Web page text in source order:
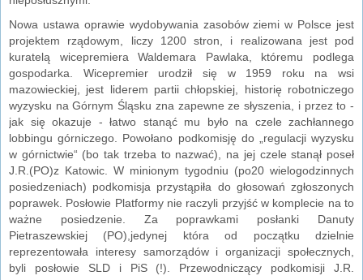
Nowa ustawa oprawie wydobywania zasobów ziemi w Polsce jest
projektem rządowym, liczy 1200 stron, i realizowana jest pod
kuratelą wicepremiera Waldemara Pawlaka, któremu podlega
gospodarka. Wicepremier urodził się w 1959 roku na wsi
mazowieckiej, jest liderem partii chłopskiej, historię robotniczego
wyzysku na Górnym Śląsku zna zapewne ze słyszenia, i przez to -
jak się okazuje - łatwo stanąć mu było na czele zachłannego
lobbingu górniczego. Powołano podkomisję do „regulacji wyzysku
w górnictwie“ (bo tak trzeba to nazwać), na jej czele stanął poseł
J.R.(PO)z Katowic. W minionym tygodniu (po20 wielogodzinnych
posiedzeniach) podkomisja przystąpiła do głosowań zgłoszonych
poprawek. Posłowie Platformy nie raczyli przyjść w komplecie na to
ważne posiedzenie. Za poprawkami posłanki Danuty
Pietraszewskiej (PO),jedynej która od początku dzielnie
reprezentowała interesy samorządów i organizacji społecznych,
byli posłowie SLD i PiS (!). Przewodniczący podkomisji J.R.